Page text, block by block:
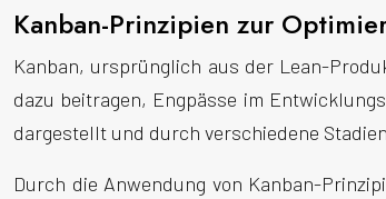
Kanban-Prinzipien zur
Kanban, ursprünglich aus der Lean-
dazu beitragen, Engpässe im
dargestellt und durch verschiedene
Durch die Anwendung von Kanban-